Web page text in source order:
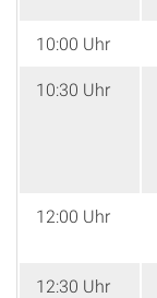
10:00 Uhr
10:30 Uhr
12:00 Uhr
12:30 Uhr